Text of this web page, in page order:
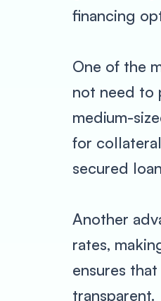
financing
One of the
not need to
medium-
for
secured
Another
rates,
ensures
transparent.